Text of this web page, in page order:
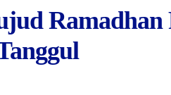
Ramadhan